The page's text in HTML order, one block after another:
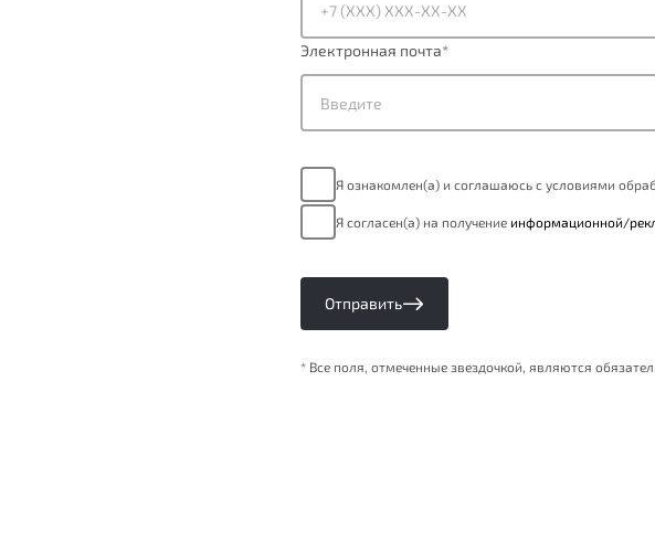
Электронная почта*
Я ознакомлен(а) и соглашаюсь с условиями
Я согласен(а) на получение информационной/
Отправить
* Все поля, отмеченные звездочкой, являются